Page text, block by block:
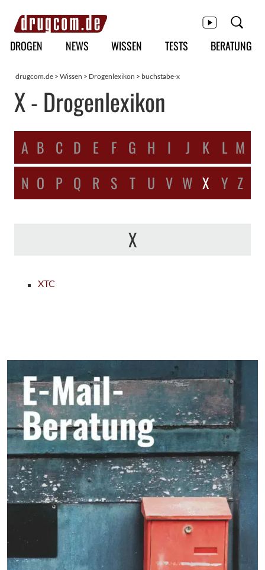
Hauptmenü
DROGEN NEWS WISSEN TESTS BERATUNG
drugcom.de > Wissen > Drogenlexikon > buchstabe-x
X - Drogenlexikon
A B C D E F G H I J K L M
N O P Q R S T U V W X Y Z
X
XTC
Seitenbereich